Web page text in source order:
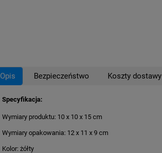
Opis Bezpieczeństwo Koszty dostawy
Specyfikacja:
Wymiary produktu: 10 x 10 x 15 cm
Wymiary opakowania: 12 x 11 x 9 cm
Kolor: żółty